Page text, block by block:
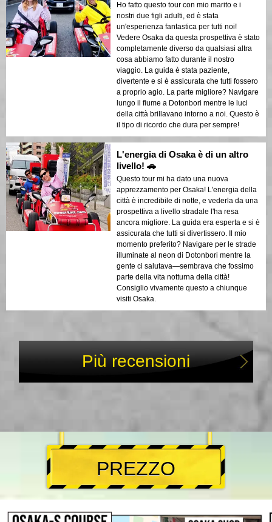
Ho fatto questo tour con mio marito e i
nostri due figli adulti, ed è stata
un'esperienza fantastica per tutti noi!
Vedere Osaka da questa prospettiva è stato
completamente diverso da qualsiasi altra
cosa abbiamo fatto durante il nostro
viaggio. La guida è stata paziente,
divertente e si è assicurata che tutti fossero
a proprio agio. La parte migliore? Navigare
lungo il fiume a Dotonbori mentre le luci
della città brillavano intorno a noi. Questo è
il tipo di ricordo che dura per sempre!
L'energia di Osaka è di un altro
livello! 🚗
Questo tour mi ha dato una nuova
apprezzamento per Osaka! L'energia della
città è incredibile di notte, e vederla da una
prospettiva a livello stradale l'ha resa
ancora migliore. La guida era esperta e si è
assicurata che tutti si divertissero. Il mio
momento preferito? Navigare per le strade
illuminate al neon di Dotonbori mentre la
gente ci salutava—sembrava che fossimo
parte della vita notturna della città!
Consiglio vivamente questo a chiunque
visiti Osaka.
Più recensioni
PREZZO